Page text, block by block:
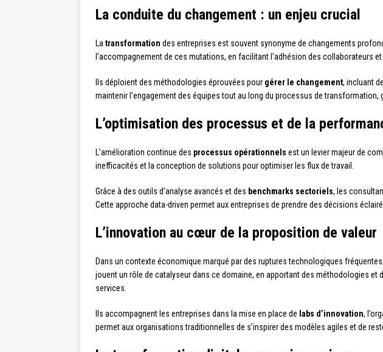
La conduite du changement : un enjeu crucial
La transformation des entreprises est souvent synonyme de changements
l’accompagnement de ces mutations, en facilitant l’adhésion des collaborateurs
Ils déploient des méthodologies éprouvées pour gérer le changement, incluant
maintenir l’engagement des équipes tout au long du processus de
L’optimisation des processus et de la
L’amélioration continue des processus opérationnels est un levier majeur de
inefficacités et la conception de solutions pour optimiser les flux de travail.
Grâce à des outils d’analyse avancés et des benchmarks sectoriels, les
Cette approche data-driven permet aux entreprises de prendre des décisions
L’innovation au cœur de la proposition de valeur
Dans un contexte économique marqué par des ruptures technologiques fréquentes,
jouent un rôle de catalyseur dans ce domaine, en apportant des méthodologies
services.
Ils accompagnent les entreprises dans la mise en place de labs d’innovation,
permet aux organisations traditionnelles de s’inspirer des modèles agiles et de